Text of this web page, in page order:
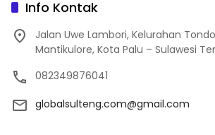
Info Kontak
Jalan Uwe Lambori, Kelurahan
Mantikulore, Kota Palu – Sulawesi
082349876041
globalsulteng.com@gmail.com